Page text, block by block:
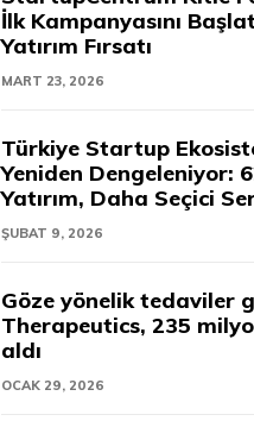
İlk Kampanyasını
Yatırım Fırsatı
MART 23, 2026
Türkiye Startup
Yeniden Dengeleniyor:
Yatırım, Daha Seçici
ŞUBAT 9, 2026
Göze yönelik tedaviler
Therapeutics, 235
aldı
OCAK 29, 2026